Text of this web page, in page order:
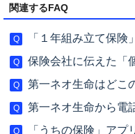
関連するFAQ
「１年組み立て保
保険会社に伝えた「
第一ネオ生命はどこ
第一ネオ生命から電
「うちの保険」アプ